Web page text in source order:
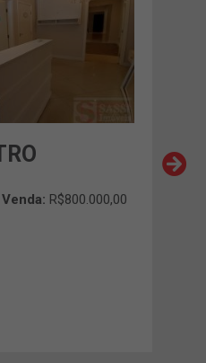
Venda: R$800.000,00